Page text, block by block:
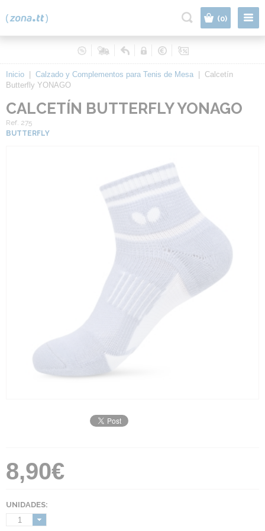
(0)
Inicio Calzado y Complementos para Tenis de Mesa
Calcetín
Butterfly YONAGO
CALCETÍN BUTTERFLY YONAGO
Ref. 275
BUTTERFLY
8,90€
UNIDADES:
1